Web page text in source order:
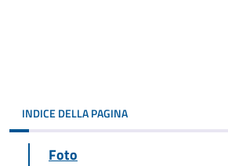
INDICE DELLA PAGINA
Foto